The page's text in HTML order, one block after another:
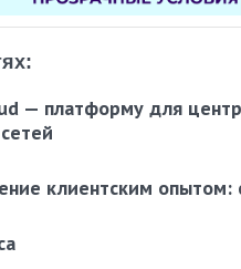
— платформу для
клиентским опытом: